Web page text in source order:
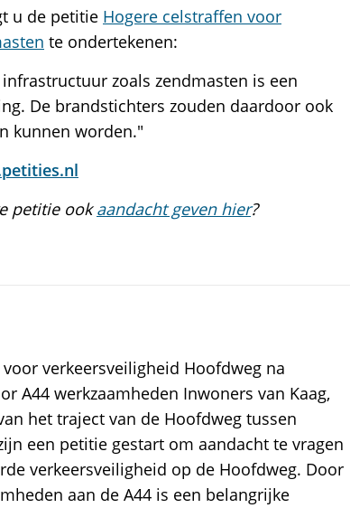
u de petitie Hogere celstraffen voor
te ondertekenen:
zoals zendmasten is een
De brandstichters zouden daardoor ook
kunnen worden."
petitie ookaandacht geven hier?
verkeersveiligheid Hoofdweg na
A44 werkzaamheden Inwoners van Kaag,
het traject van de Hoofdweg tussen
een petitie gestart om aandacht te vragen
verkeersveiligheid op de Hoofdweg. Door
aan de A44 is een belangrijke